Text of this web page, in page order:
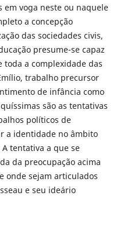
em voga neste ou naquele
a concepção
das sociedades civis,
presume-se capaz
a complexidade das
trabalho precursor
de infância como
são as tentativas
políticos de
a identidade no âmbito
tentativa a que se
da preocupação acima
onde sejam articulados
e seu ideário